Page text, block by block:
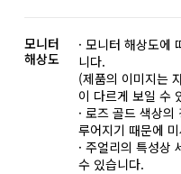
모니터
해상도
· 모니터 해상도에
니다.
(제품의 이미지는
이 다르게 보일 수
· 로즈 골드 색상
루어지기 때문에
· 주얼리의 특성상
수 있습니다.